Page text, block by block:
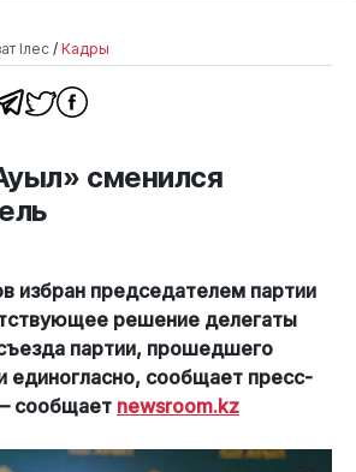
Ілес / Кадры
сменился
избран председателем партии
решение делегаты
партии, прошедшего
единогласно, сообщает пресс-
сообщает newsroom.kz